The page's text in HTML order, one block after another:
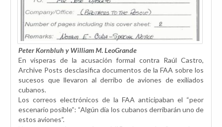
Peter Kornbluh y William M. LeoGrande
En vísperas de la acusación formal contra Raúl Castro,
Archive Posts desclasifica documentos de la FAA sobre los
sucesos que llevaron al derribo de aviones de exiliados
cubanos.
Los correos electrónicos de la FAA anticipaban el “peor
escenario posible”: “Algún día los cubanos derribarán uno de
estos aviones”.